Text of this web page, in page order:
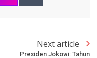
Next article
Presiden Jokowi: Tahun